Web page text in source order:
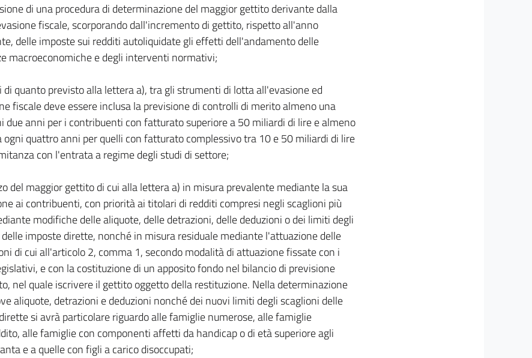
di una procedura di determinazione del maggior gettito derivante dalla
fiscale, scorporando dall'incremento di gettito, rispetto all'anno
delle imposte sui redditi autoliquidate gli effetti dell'andamento delle
macroeconomiche e degli interventi normativi;
di quanto previsto alla lettera a), tra gli strumenti di lotta all'evasione ed
fiscale deve essere inclusa la previsione di controlli di merito almeno una
due anni per i contribuenti con fatturato superiore a 50 miliardi di lire e almeno
ogni quattro anni per quelli con fatturato complessivo tra 10 e 50 miliardi di lire
con l'entrata a regime degli studi di settore;
del maggior gettito di cui alla lettera a) in misura prevalente mediante la sua
ai contribuenti, con priorità ai titolari di redditi compresi negli scaglioni più
modifiche delle aliquote, delle detrazioni, delle deduzioni o dei limiti degli
imposte dirette, nonché in misura residuale mediante l'attuazione delle
di cui all'articolo 2, comma 1, secondo modalità di attuazione fissate con i
e con la costituzione di un apposito fondo nel bilancio di previsione
nel quale iscrivere il gettito oggetto della restituzione. Nella determinazione
aliquote, detrazioni e deduzioni nonché dei nuovi limiti degli scaglioni delle
si avrà particolare riguardo alle famiglie numerose, alle famiglie
alle famiglie con componenti affetti da handicap o di età superiore agli
e a quelle con figli a carico disoccupati;